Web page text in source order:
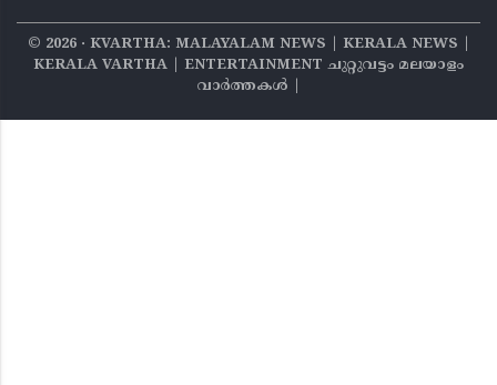
© 2026‧ KVARTHA: MALAYALAM NEWS | KERALA NEWS |
KERALA VARTHA | ENTERTAINMENT ചുറ്റുവട്ടം മലയാളം
വാര്‍ത്തകൾ |